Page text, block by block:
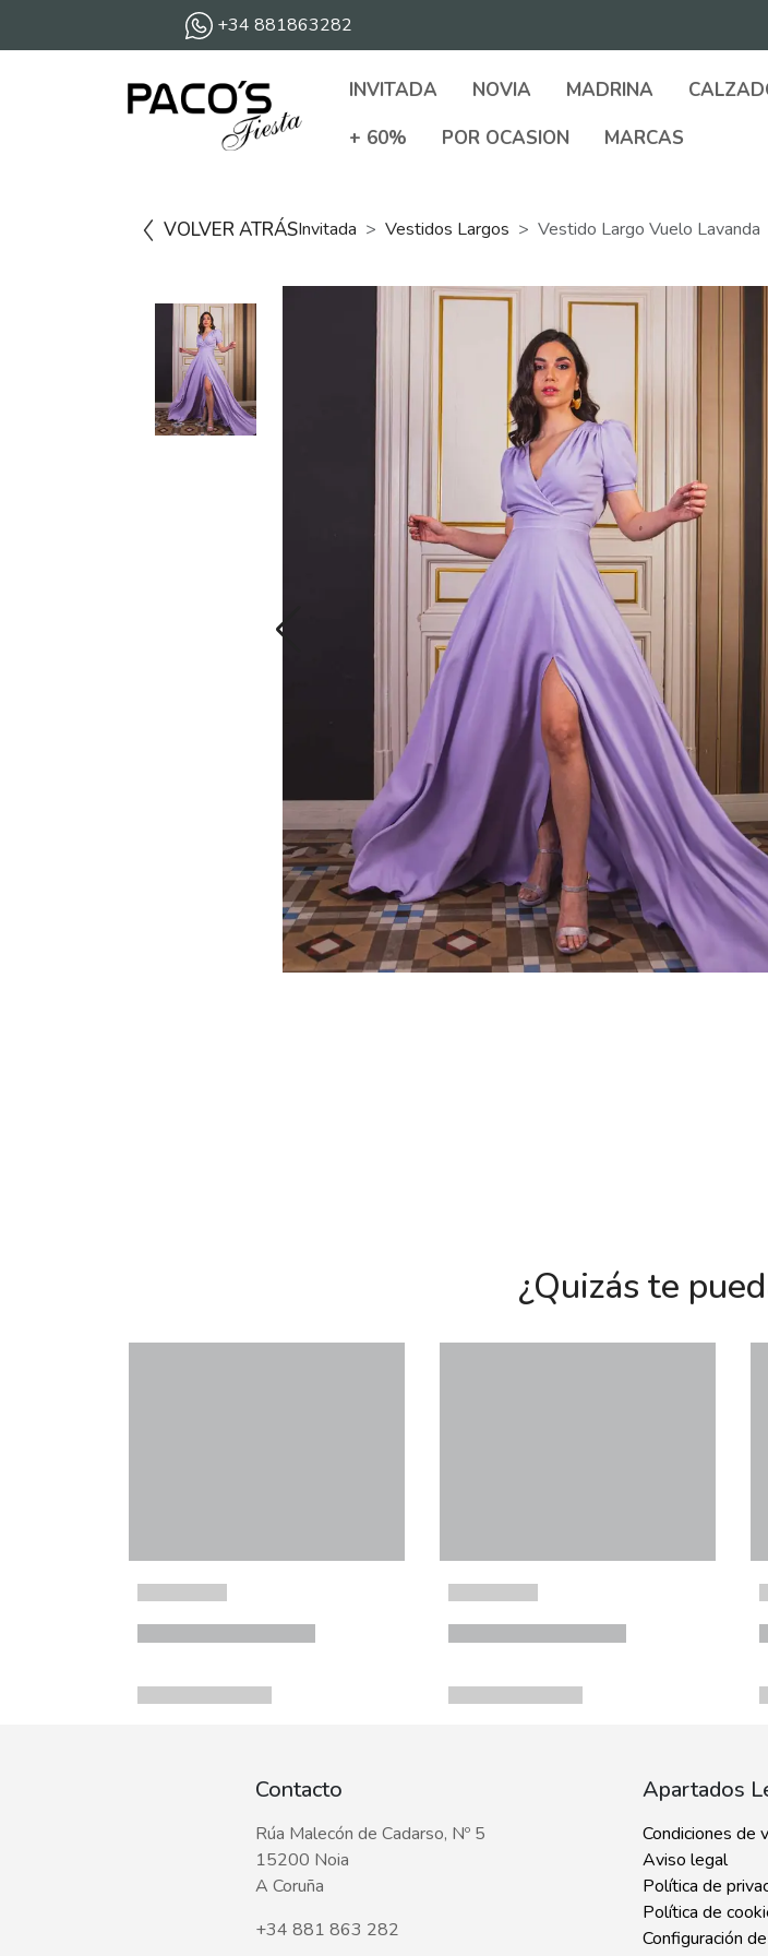
+34 881863282
INVITADA NOVIA MADRINA
+ 60%
POR OCASION MARCAS
VOLVER ATRÁSInvitada Vestidos Largos Vestido Largo Vuelo Lavanda
¿Quizás te
Contacto
Rúa Malecón de Cadarso, Nº 5
15200 Noia
A Coruña
+34 881 863 282
Apartados
Condiciones de
Aviso legal
Política de
Política de
Configuración